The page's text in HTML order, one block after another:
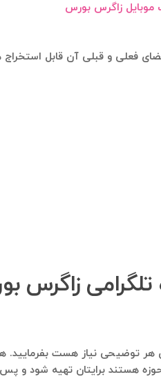
موبایل زاگرس بورس
فعلی و قبلی آن قابل
تلگرامی
و در خصوص کسب‌وکارتون هر توضیحی
هستند برایتان تهیه شود و پس